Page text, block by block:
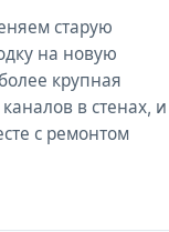
старую
на новую
крупная
в стенах, и
с ремонтом